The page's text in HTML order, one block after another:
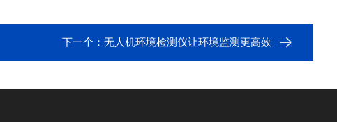
下一个：无人机环境检测仪让环境监测更高效